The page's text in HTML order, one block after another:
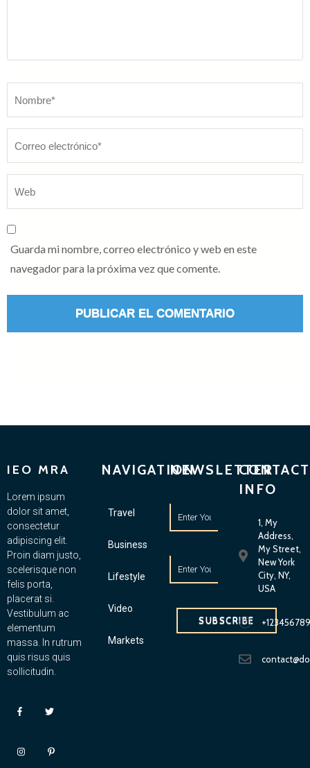
Guarda mi nombre, correo electrónico y web en este
navegador para la próxima vez que comente.
IEO MRA
Lorem ipsum
dolor sit amet,
consectetur
adipiscing elit.
Proin diam justo,
scelerisque non
felis porta,
placerat si.
Vestibulum ac
elementum
massa. In rutrum
quis risus quis
sollicitudin.
NAVIGATION
Travel
Business
Lifestyle
Video
Markets
NEWSLETTER
SUBSCRIBE
CONTACT
INFO
1, My
Address,
My Street,
New York
City, NY,
USA